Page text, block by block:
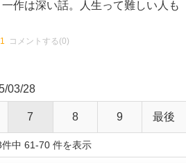
作は深い話。人生って難しい人も
コメントする(0)
03/28
7 8 9 最後
中 61-70 件を表示